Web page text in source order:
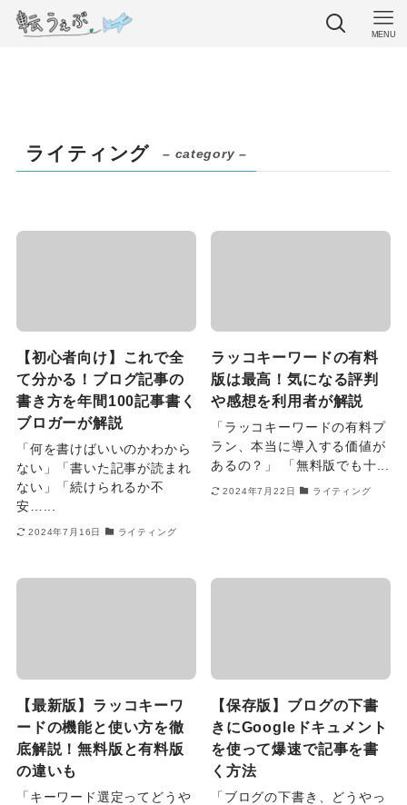
MENU
ライティング – category –
【初心者向け】これで全
て分かる！ブログ記事の
書き方を年間100記事書く
ブロガーが解説
「何を書けばいいのかわから
ない」「書いた記事が読まれ
ない」「続けられるか不
安…...
2024年7月16日 ライティング
ラッコキーワードの有料
版は最高！気になる評判
や感想を利用者が解説
「ラッコキーワードの有料プ
ラン、本当に導入する価値が
あるの？」 「無料版でも十...
2024年7月22日 ライティング
【最新版】ラッコキーワ
ードの機能と使い方を徹
底解説！無料版と有料版
の違いも
「キーワード選定ってどうや
【保存版】ブログの下書
きにGoogleドキュメント
を使って爆速で記事を書
く方法
「ブログの下書き、どうやっ